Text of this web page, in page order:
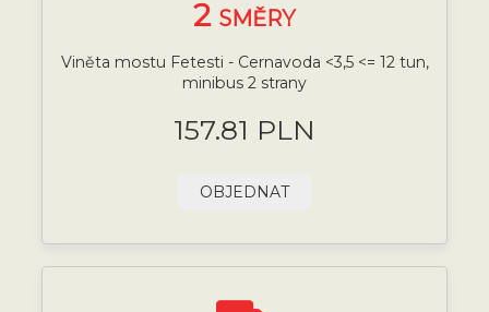
2 SMĚRY
Viněta mostu Fetesti - Cernavoda <3,5 <= 12 tun,
minibus 2 strany
157.81 PLN
OBJEDNAT